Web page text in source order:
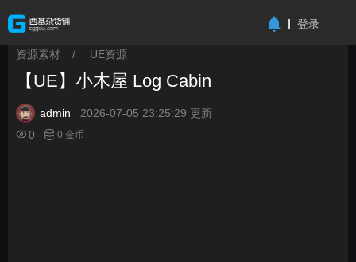
登录
资源素材 / UE资源
【UE】小木屋 Log Cabin
admin
2026-07-05 23:25:29 更新
0
0 金币